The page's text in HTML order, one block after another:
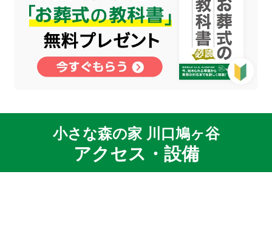
小さな森の家 川口鳩ヶ谷
アクセス・設備